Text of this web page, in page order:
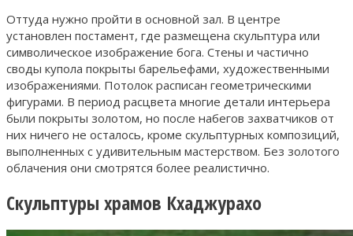
Оттуда нужно пройти в основной зал. В центре
установлен постамент, где размещена скульптура или
символическое изображение бога. Стены и частично
своды купола покрыты барельефами, художественными
изображениями. Потолок расписан геометрическими
фигурами. В период расцвета многие детали интерьера
были покрыты золотом, но после набегов захватчиков от
них ничего не осталось, кроме скульптурных композиций,
выполненных с удивительным мастерством. Без золотого
облачения они смотрятся более реалистично.
Скульптуры храмов Кхаджурахо